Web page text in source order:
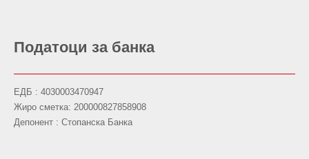
Податоци за банка
ЕДБ : 4030003470947
Жиро сметка: 200000827858908
Депонент : Стопанска Банка